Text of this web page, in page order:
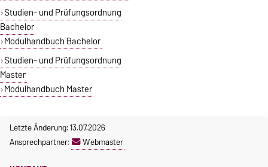
Studien- und Prüfungsordnung
Bachelor
Modulhandbuch Bachelor
Studien- und Prüfungsordnung
Master
Modulhandbuch Master
Letzte Änderung: 13.07.2026
Ansprechpartner:
Webmaster